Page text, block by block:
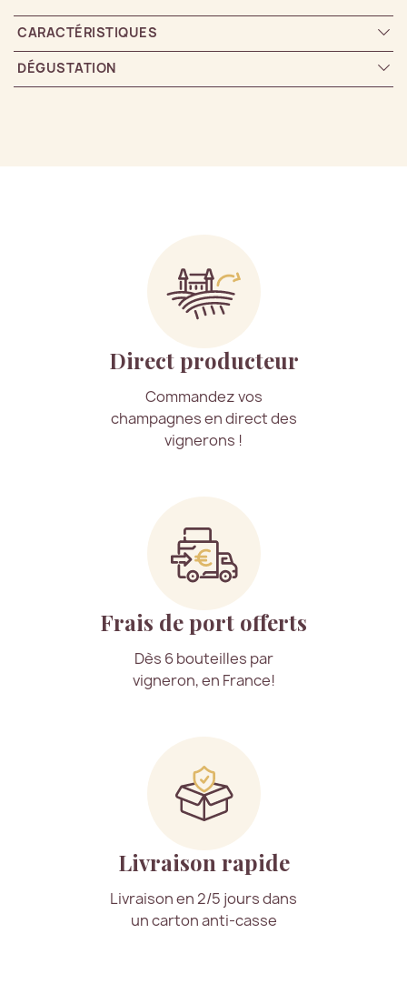
CARACTÉRISTIQUES
DÉGUSTATION
Direct producteur
Commandez vos
champagnes en direct des
vignerons !
Frais de port offerts
Dès 6 bouteilles par
vigneron, en France!
Livraison rapide
Livraison en 2/5 jours dans
un carton anti-casse